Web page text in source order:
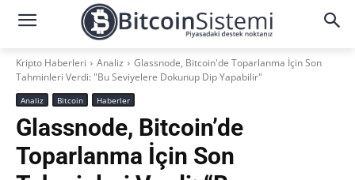
Kripto Haberleri Analiz
Glassnode, Bitcoin'de Toparlanma İçin Son
Tahminleri Verdi: "Bu Seviyelere Dokunup Dip Yapabilir"
Analiz Bitcoin Haberler
Glassnode, Bitcoin’de
Toparlanma İçin Son